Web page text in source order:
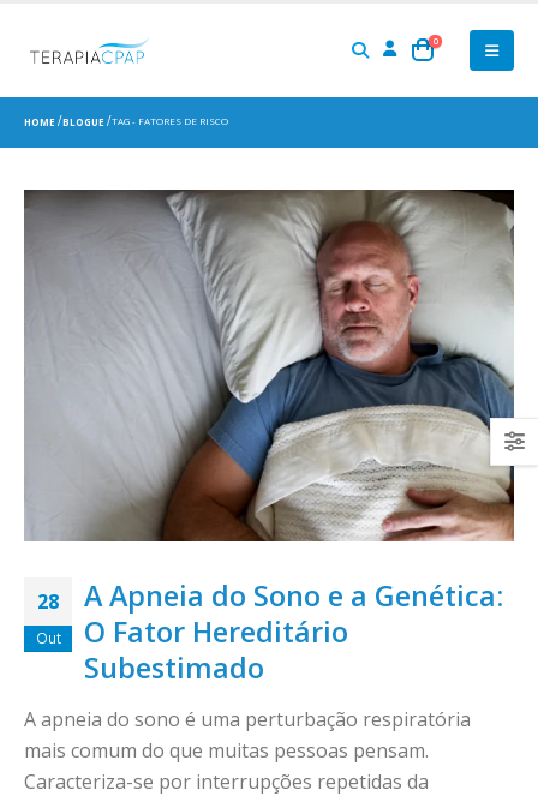
0
HOME BLOGUE TAG - FATORES DE RISCO
28
Out
A Apneia do Sono e a Genética:
O Fator Hereditário
Subestimado
A apneia do sono é uma perturbação respiratória
mais comum do que muitas pessoas pensam.
Caracteriza-se por interrupções repetidas da